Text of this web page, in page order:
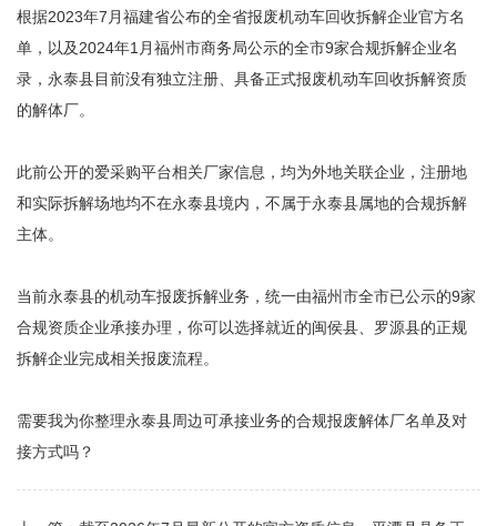
根据2023年7月福建省公布的全省报废机动车回收拆解企业官方名
单，以及2024年1月福州市商务局公示的全市9家合规拆解企业名
录，‌永泰县目前没有独立注册、具备正式报废机动车回收拆解资质
的解体厂‌。
此前公开的爱采购平台相关厂家信息，均为外地关联企业，注册地
和实际拆解场地均不在永泰县境内，不属于永泰县属地的合规拆解
主体。
当前永泰县的机动车报废拆解业务，统一由福州市全市已公示的9家
合规资质企业承接办理，你可以选择就近的闽侯县、罗源县的正规
拆解企业完成相关报废流程。
需要我为你整理永泰县周边可承接业务的合规报废解体厂名单及对
接方式吗？